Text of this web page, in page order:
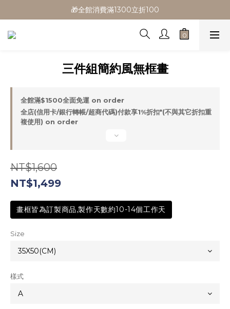
🎁全館消費滿1300立折100
🎁全館消費滿1300立折100
🎉新會員首購/超取免運
🎁全館消費滿1300立折100
三件組簡約風無框畫
全館滿$1500全面免運 on order
全店(信用卡/銀行轉帳/超商代碼)付款享1%折扣*(不與其它折扣重
複使用) on order
NT$1,600
NT$1,499
畫框皆為訂製商品,製作天數約10-14個工作天
Size
樣式